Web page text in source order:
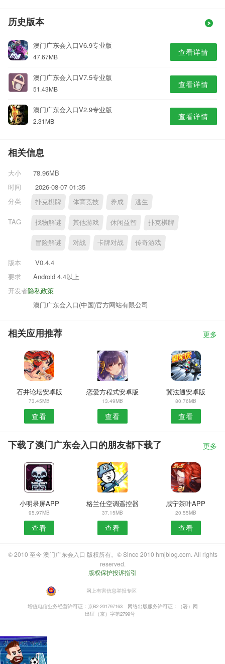
历史版本
澳门广东会入口V6.9专业版
47.67MB 查看详情
澳门广东会入口V7.5专业版
51.43MB 查看详情
澳门广东会入口V2.9专业版
2.31MB 查看详情
相关信息
大小
78.96MB
时间
2026-08-07 01:35
分类
扑克棋牌 体育竞技 养成 逃生
TAG 找物解谜 其他游戏 休闲益智 扑克棋牌
冒险解谜 对战 卡牌对战 传奇游戏
版本
V0.4.4
要求
Android 4.4以上
隐私政策
开发者
澳门广东会入口(中国)官方网站有限公司
相关应用推荐 更多
石井论坛安卓版
73.45MB
查看
恋爱方程式安卓版
13.49MB
查看
冀法通安卓版
80.76MB
查看
下载了澳门广东会入口的朋友都下载了 更多
小明录屏APP
95.97MB
查看
格兰仕空调遥控器
37.15MB
查看
咸宁茶叶APP
20.55MB
查看
© 2010 至今 澳门广东会入口 版权所有。© Since 2010 hmjblog.com. All rights
reserved.
版权保护投诉指引
・ 网上有害信息举报专区
增值电信业务经营许可证：京B2-201797163
网络出版服务许可证：（署）网
出证（京）字第2799号